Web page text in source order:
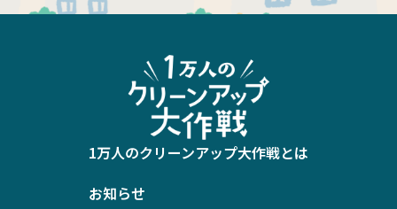
1万人のクリーンアップ大作戦とは
お知らせ